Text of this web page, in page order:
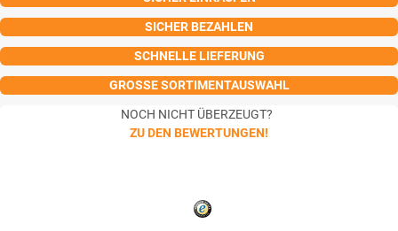
SICHER BEZAHLEN
SCHNELLE LIEFERUNG
GROSSE SORTIMENTAUSWAHL
NOCH NICHT ÜBERZEUGT?
ZU DEN BEWERTUNGEN!